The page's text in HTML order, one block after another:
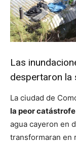
Las
despertaron la
La ciudad de
la peor
agua cayeron en
transformaran en